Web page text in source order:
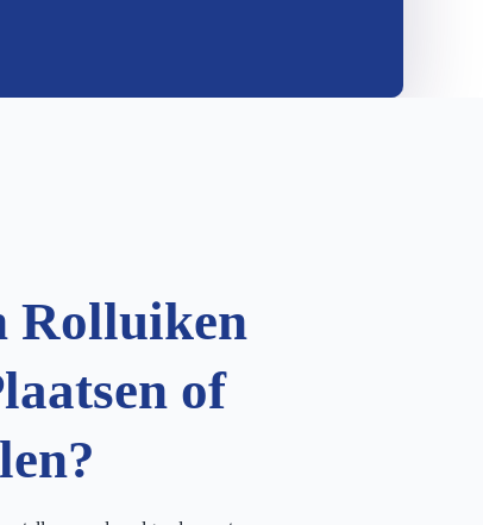
Rolluiken
of